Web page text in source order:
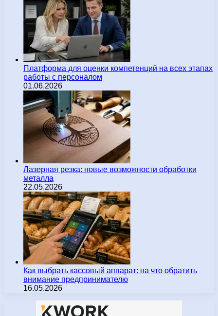
Платформа для оценки компетенций на всех этапах
работы с персоналом
01.06.2026
Лазерная резка: новые возможности обработки
металла
22.05.2026
Как выбрать кассовый аппарат: на что обратить
внимание предпринимателю
16.05.2026